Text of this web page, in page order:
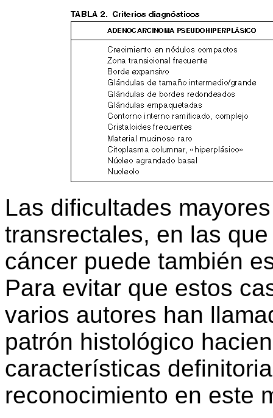
Las dificultades
transrectales, en las
cáncer puede también
Para evitar que estos
varios autores han
patrón histológico
características
reconocimiento en este